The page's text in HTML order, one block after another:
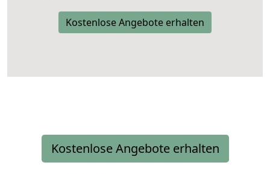
Kostenlose Angebote erhalten
Kostenlose Angebote erhalten